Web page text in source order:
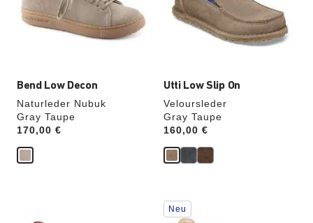
Bend Low Decon
Naturleder Nubuk
Gray Taupe
Price:
170,00 €
die
Produktbilder
aktualisiert.
Utti Low Slip On
Veloursleder
Gray Taupe
Price:
160,00 €
die
Produktbilder
aktualisiert.
Durch
Anklicken
Neu